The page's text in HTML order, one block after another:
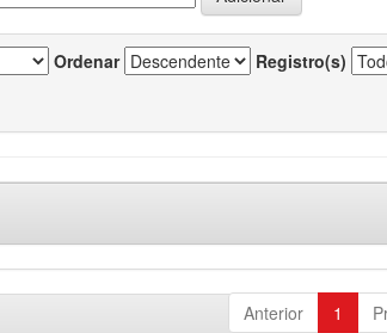
Ordenar Registro(s)
Anterior 1